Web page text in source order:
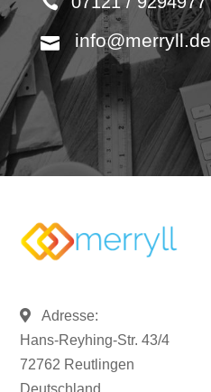
info@merryll.de
Adresse:
Hans-Reyhing-Str. 43/4
72762 Reutlingen